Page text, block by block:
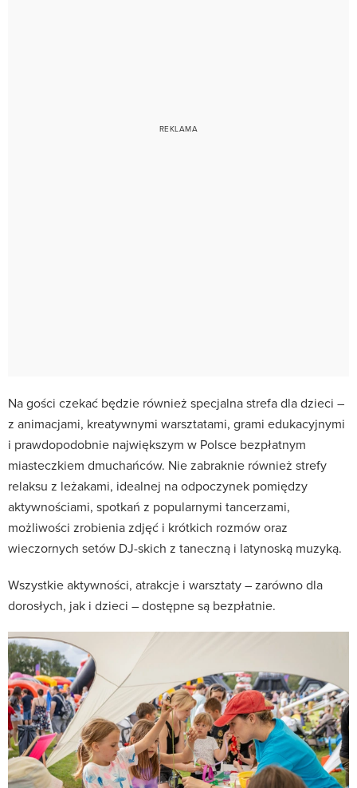
Na gości czekać będzie również specjalna strefa dla dzieci –
z animacjami, kreatywnymi warsztatami, grami edukacyjnymi
i prawdopodobnie największym w Polsce bezpłatnym
miasteczkiem dmuchańców. Nie zabraknie również strefy
relaksu z leżakami, idealnej na odpoczynek pomiędzy
aktywnościami, spotkań z popularnymi tancerzami,
możliwości zrobienia zdjęć i krótkich rozmów oraz
wieczornych setów DJ-skich z taneczną i latynoską muzyką.
Wszystkie aktywności, atrakcje i warsztaty – zarówno dla
dorosłych, jak i dzieci – dostępne są bezpłatnie.